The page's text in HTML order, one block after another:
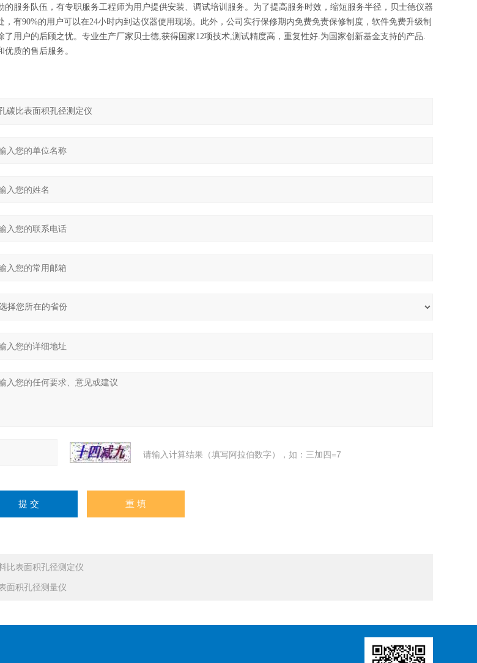
的服务队伍，有专职服务工程师为用户提供安装、调试培训服务。为了提高服务时效，缩短服务半径，贝士德仪器
有90%的用户可以在24小时内到达仪器使用现场。此外，公司实行保修期内免费免责保修制度， 软件免费升级制
用户的后顾之忧。 专业生产厂家贝士德,获得国家12项技术,测试精度高，重复性好.为国家创新基金支持的产品.
质的售后服务。
请输入计算结果（填写阿拉伯数字），如：三加四=7
比表面积孔径测定仪
面积孔径测量仪